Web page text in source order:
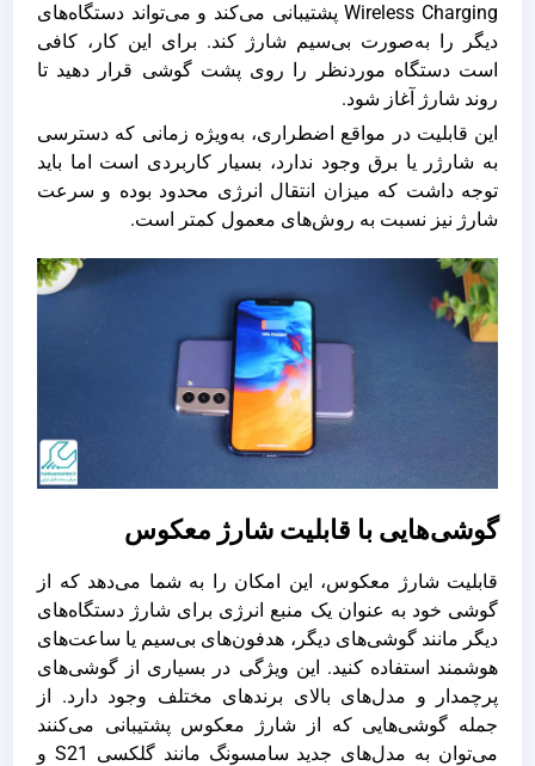
Wireless Charging پشتیبانی می‌کند و می‌تواند دستگاه‌های
دیگر را به‌صورت بی‌سیم شارژ کند. برای این کار، کافی
است دستگاه موردنظر را روی پشت گوشی قرار دهید تا
روند شارژ آغاز شود.
این قابلیت در مواقع اضطراری، به‌ویژه زمانی که دسترسی
به شارژر یا برق وجود ندارد، بسیار کاربردی است اما باید
توجه داشت که میزان انتقال انرژی محدود بوده و سرعت
شارژ نیز نسبت به روش‌های معمول کمتر است.
گوشی‌هایی با قابلیت شارژ معکوس
قابلیت شارژ معکوس، این امکان را به شما می‌دهد که از
گوشی خود به عنوان یک منبع انرژی برای شارژ دستگاه‌های
دیگر مانند گوشی‌های دیگر، هدفون‌های بی‌سیم یا ساعت‌های
هوشمند استفاده کنید. این ویژگی در بسیاری از گوشی‌های
پرچمدار و مدل‌های بالای برندهای مختلف وجود دارد. از
جمله گوشی‌هایی که از شارژ معکوس پشتیبانی می‌کنند
می‌توان به مدل‌های جدید سامسونگ مانند گلکسی S21 و